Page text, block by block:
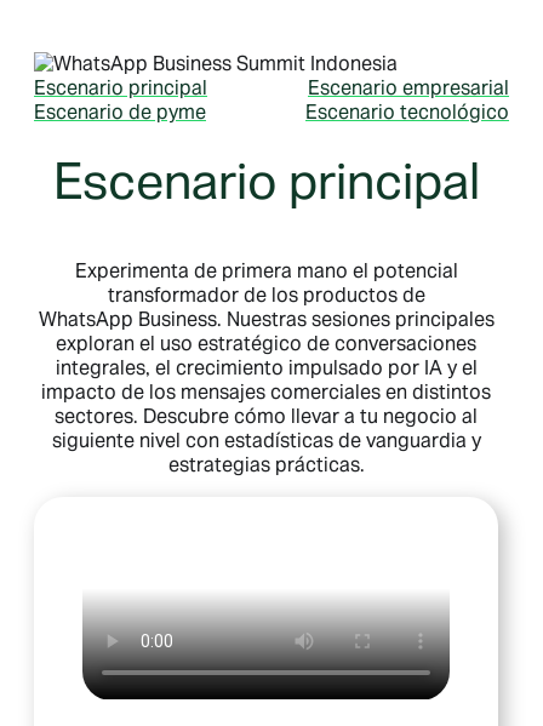
Escenario principal
Escenario empresarial
Escenario de pyme
Escenario tecnológico
Escenario principal
Experimenta de primera mano el potencial
transformador de los productos de
WhatsApp Business. Nuestras sesiones principales
exploran el uso estratégico de conversaciones
integrales, el crecimiento impulsado por IA y el
impacto de los mensajes comerciales en distintos
sectores. Descubre cómo llevar a tu negocio al
siguiente nivel con estadísticas de vanguardia y
estrategias prácticas.